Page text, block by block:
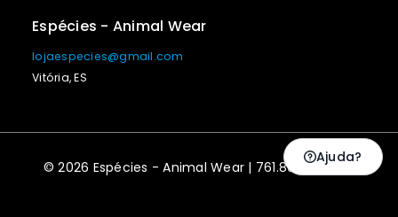
Espécies - Animal Wear
lojaespecies@gmail.com
Vitória, ES
© 2026 Espécies - Animal Wear | 761.869.467-20
Ajuda?